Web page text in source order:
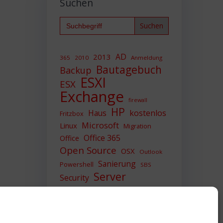
Suchen
Search
for:
365 2010 2013 AD Anmeldung
Backup Bautagebuch
ESX ESXI
Exchange firewall
Fritzbox Haus HP kostenlos
Linux Microsoft Migration
Office Office 365
Open Source OSX Outlook
Powershell Sanierung SBS
Security Server
Sicherheit SIEM